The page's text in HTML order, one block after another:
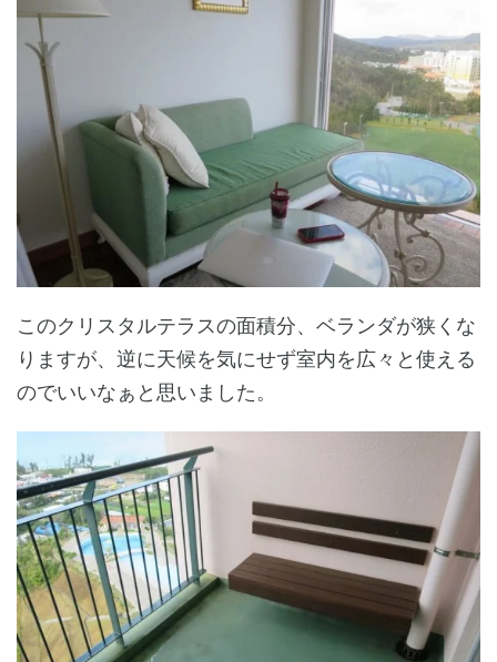
このクリスタルテラスの面積分、ベランダが狭くな
りますが、逆に天候を気にせず室内を広々と使える
のでいいなぁと思いました。